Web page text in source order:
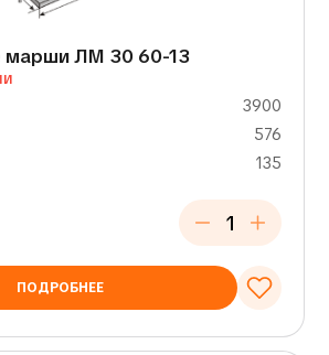
марши ЛМ 30 60-13
3900
576
135
ПОДРОБНЕЕ